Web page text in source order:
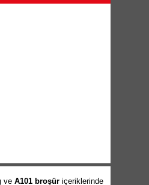
ve A101 broşüriçeriklerinde